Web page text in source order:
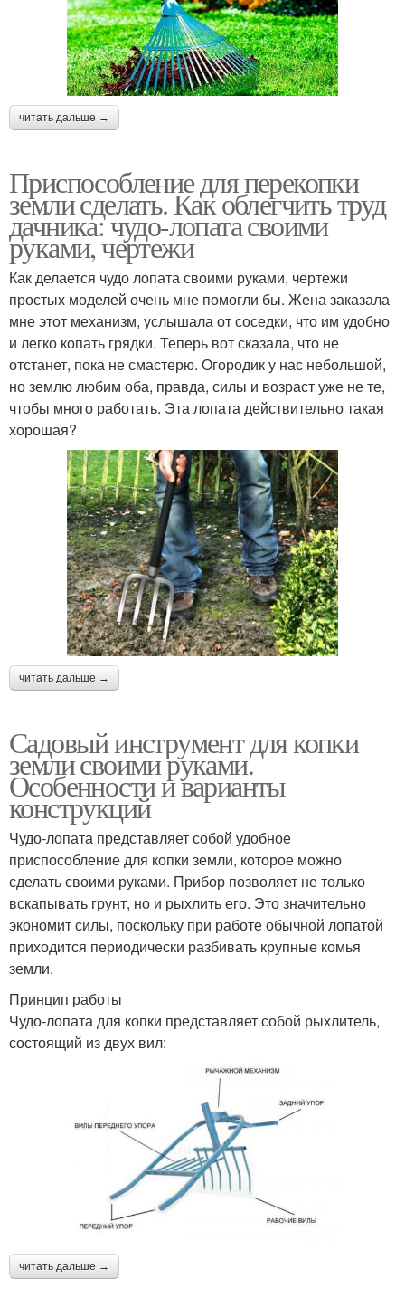
читать дальше →
Приспособление для перекопки
земли сделать. Как облегчить труд
дачника: чудо-лопата своими
руками, чертежи
Как делается чудо лопата своими руками, чертежи
простых моделей очень мне помогли бы. Жена заказала
мне этот механизм, услышала от соседки, что им удобно
и легко копать грядки. Теперь вот сказала, что не
отстанет, пока не смастерю. Огородик у нас небольшой,
но землю любим оба, правда, силы и возраст уже не те,
чтобы много работать. Эта лопата действительно такая
хорошая?
читать дальше →
Садовый инструмент для копки
земли своими руками.
Особенности и варианты
конструкций
Чудо-лопата представляет собой удобное
приспособление для копки земли, которое можно
сделать своими руками. Прибор позволяет не только
вскапывать грунт, но и рыхлить его. Это значительно
экономит силы, поскольку при работе обычной лопатой
приходится периодически разбивать крупные комья
земли.
Принцип работы
Чудо-лопата для копки представляет собой рыхлитель,
состоящий из двух вил:
читать дальше →